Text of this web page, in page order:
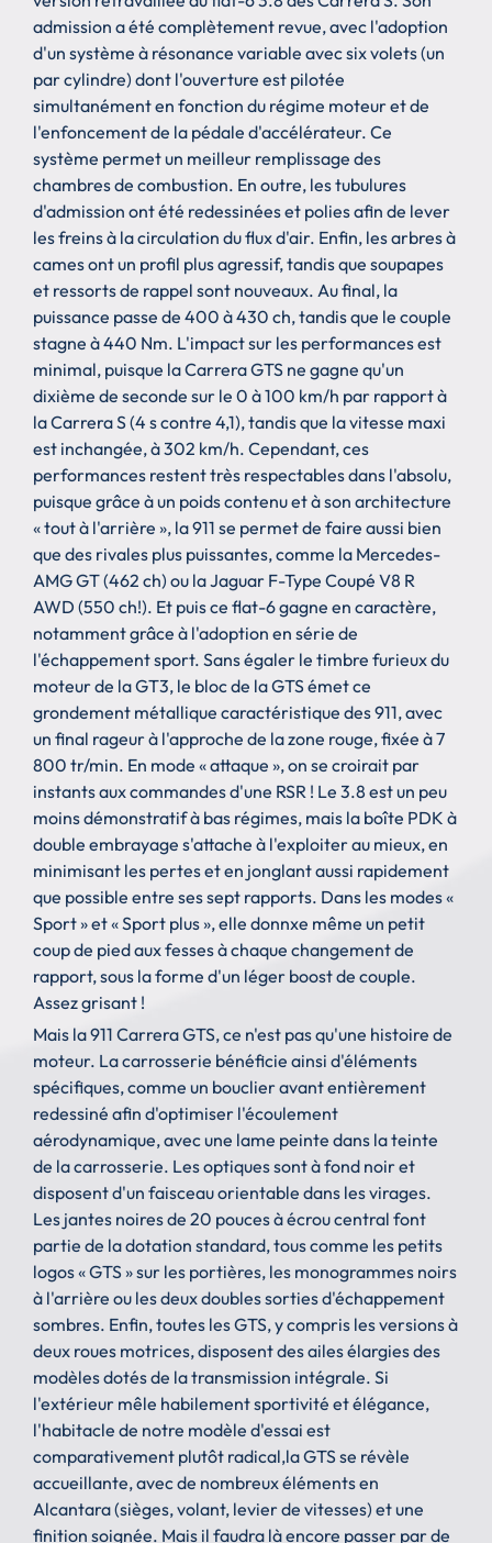
admission a été complètement revue, avec l'adoption
d'un système à résonance variable avec six volets (un
par cylindre) dont l'ouverture est pilotée
simultanément en fonction du régime moteur et de
l'enfoncement de la pédale d'accélérateur. Ce
système permet un meilleur remplissage des
chambres de combustion. En outre, les tubulures
d'admission ont été redessinées et polies afin de lever
les freins à la circulation du flux d'air. Enfin, les arbres à
cames ont un profil plus agressif, tandis que soupapes
et ressorts de rappel sont nouveaux. Au final, la
puissance passe de 400 à 430 ch, tandis que le couple
stagne à 440 Nm. L'impact sur les performances est
minimal, puisque la Carrera GTS ne gagne qu'un
dixième de seconde sur le 0 à 100 km/h par rapport à
la Carrera S (4 s contre 4,1), tandis que la vitesse maxi
est inchangée, à 302 km/h. Cependant, ces
performances restent très respectables dans l'absolu,
puisque grâce à un poids contenu et à son architecture
« tout à l'arrière », la 911 se permet de faire aussi bien
que des rivales plus puissantes, comme la Mercedes-
AMG GT (462 ch) ou la Jaguar F-Type Coupé V8 R
AWD (550 ch!). Et puis ce flat-6 gagne en caractère,
notamment grâce à l'adoption en série de
l'échappement sport. Sans égaler le timbre furieux du
moteur de la GT3, le bloc de la GTS émet ce
grondement métallique caractéristique des 911, avec
un final rageur à l'approche de la zone rouge, fixée à 7
800 tr/min. En mode « attaque », on se croirait par
instants aux commandes d'une RSR ! Le 3.8 est un peu
moins démonstratif à bas régimes, mais la boîte PDK à
double embrayage s'attache à l'exploiter au mieux, en
minimisant les pertes et en jonglant aussi rapidement
que possible entre ses sept rapports. Dans les modes «
Sport » et « Sport plus », elle donnxe même un petit
coup de pied aux fesses à chaque changement de
rapport, sous la forme d'un léger boost de couple.
Assez grisant !
Mais la 911 Carrera GTS, ce n'est pas qu'une histoire de
moteur. La carrosserie bénéficie ainsi d'éléments
spécifiques, comme un bouclier avant entièrement
redessiné afin d'optimiser l'écoulement
aérodynamique, avec une lame peinte dans la teinte
de la carrosserie. Les optiques sont à fond noir et
disposent d'un faisceau orientable dans les virages.
Les jantes noires de 20 pouces à écrou central font
partie de la dotation standard, tous comme les petits
logos « GTS » sur les portières, les monogrammes noirs
à l'arrière ou les deux doubles sorties d'échappement
sombres. Enfin, toutes les GTS, y compris les versions à
deux roues motrices, disposent des ailes élargies des
modèles dotés de la transmission intégrale. Si
l'extérieur mêle habilement sportivité et élégance,
l'habitacle de notre modèle d'essai est
comparativement plutôt radical,la GTS se révèle
accueillante, avec de nombreux éléments en
Alcantara (sièges, volant, levier de vitesses) et une
finition soignée. Mais il faudra là encore passer par de